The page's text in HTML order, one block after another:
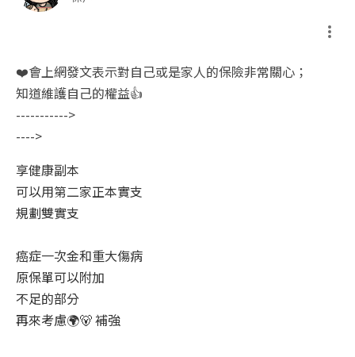
❤️會上網發文表示對自己或是家人的保險非常關心；
知道維護自己的權益👍
----------->
---->
享健康副本
可以用第二家正本實支
規劃雙實支
癌症一次金和重大傷病
原保單可以附加
不足的部分
再來考慮🌍🐻 補強